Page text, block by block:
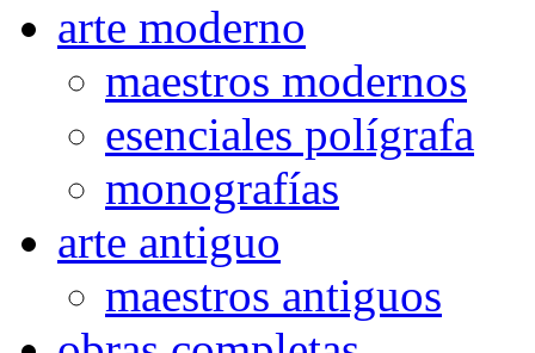
arte moderno
maestros modernos
esenciales polígrafa
monografías
arte antiguo
maestros antiguos